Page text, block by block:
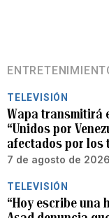
TELEVISIÓN
Wapa transmitirá
“Unidos por
afectados por los
7 de agosto de
TELEVISIÓN
“Hoy escribe una